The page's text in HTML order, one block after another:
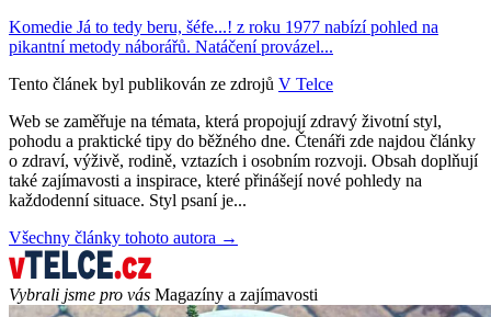
Komedie Já to tedy beru, šéfe...! z roku 1977 nabízí pohled na
pikantní metody náborářů. Natáčení provázel...
Tento článek byl publikován ze zdrojů V Telce
Web se zaměřuje na témata, která propojují zdravý životní styl,
pohodu a praktické tipy do běžného dne. Čtenáři zde najdou články
o zdraví, výživě, rodině, vztazích i osobním rozvoji. Obsah doplňují
také zajímavosti a inspirace, které přinášejí nové pohledy na
každodenní situace. Styl psaní je...
Všechny články tohoto autora →
Vybrali jsme pro vás Magazíny a zajímavosti